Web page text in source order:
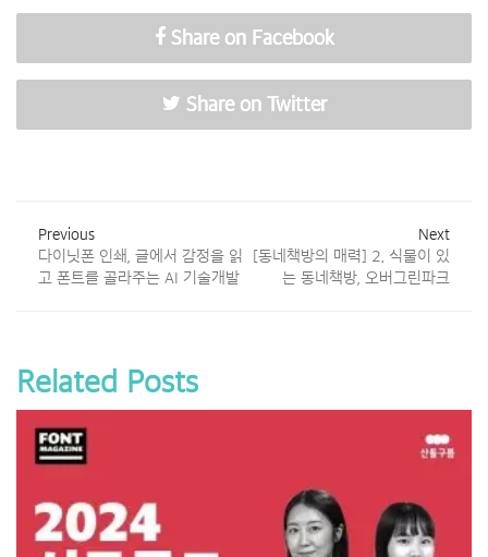
Share on Facebook
Share on Twitter
Previous
다이닛폰 인쇄, 글에서 감정을 읽
고 폰트를 골라주는 AI 기술개발
Next
[동네책방의 매력] 2. 식물이 있
는 동네책방, 오버그린파크
Related Posts